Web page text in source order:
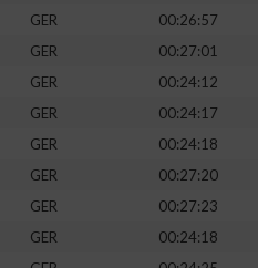
GER
00:26:57
GER
00:27:01
GER 00:24:12
GER
00:24:17
GER
00:24:18
GER
00:27:20
GER
00:27:23
GER 00:24:18